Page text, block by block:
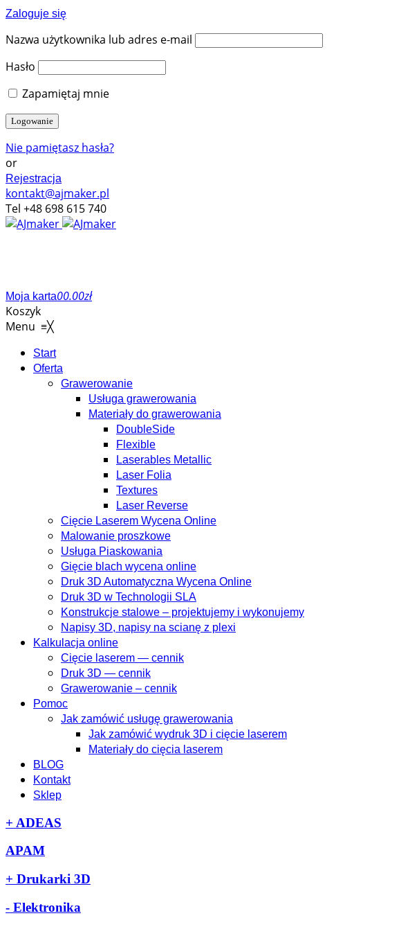
Zaloguje się
Nazwa użytkownika lub adres e-mail
Hasło
Zapamiętaj mnie
Nie pamiętasz hasła?
or
Rejestracja
kontakt@ajmaker.pl
Tel +48 698 615 740
Moja karta00.00zł
Koszyk
Menu ≡╳
Start
Oferta
Grawerowanie
Usługa grawerowania
Materiały do grawerowania
DoubleSide
Flexible
Laserables Metallic
Laser Folia
Textures
Laser Reverse
Cięcie Laserem Wycena Online
Malowanie proszkowe
Usługa Piaskowania
Gięcie blach wycena online
Druk 3D Automatyczna Wycena Online
Druk 3D w Technologii SLA
Konstrukcje stalowe – projektujemy i wykonujemy
Napisy 3D, napisy na scianę z plexi
Kalkulacja online
Cięcie laserem — cennik
Druk 3D — cennik
Grawerowanie – cennik
Pomoc
Jak zamówić usługę grawerowania
Jak zamówić wydruk 3D i cięcie laserem
Materiały do cięcia laserem
BLOG
Kontakt
Sklep
+ ADEAS
APAM
+ Drukarki 3D
- Elektronika